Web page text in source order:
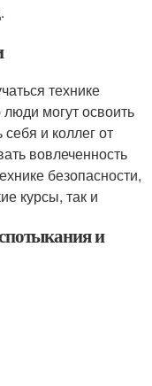
технике
могут освоить
и коллег от
вовлеченность
безопасности,
курсы, так и
и